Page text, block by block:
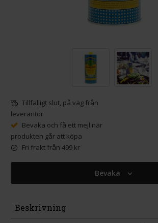
Tillfälligt slut, på väg från
leverantör
Bevaka och få ett mejl när
produkten går att köpa
Fri frakt från 499 kr
Bevaka
Beskrivning